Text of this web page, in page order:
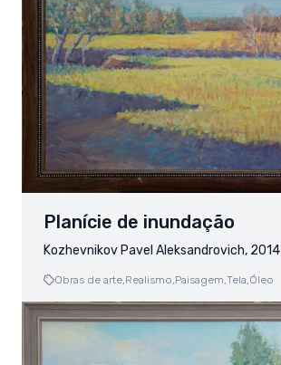
Planície de inundação
Kozhevnikov Pavel Aleksandrovich, 2014
Obras de arte,Realismo,Paisagem,Tela,Óleo